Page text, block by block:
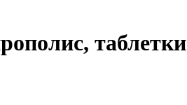
таблетки